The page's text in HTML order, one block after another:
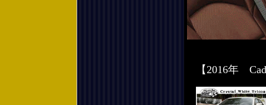
【2016年